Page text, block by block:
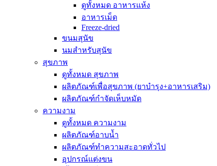
ดูทั้งหมด อาหารแห้ง
อาหารเม็ด
Freeze-dried
ขนมสุนัข
นมสำหรับสุนัข
สุขภาพ
ดูทั้งหมด สุขภาพ
ผลิตภัณฑ์เพื่อสุขภาพ (ยาบำรุง+อาหารเสริม)
ผลิตภัณฑ์กำจัดเห็บหมัด
ความงาม
ดูทั้งหมด ความงาม
ผลิตภัณฑ์อาบน้ำ
ผลิตภัณฑ์ทำความสะอาดทั่วไป
อุปกรณ์แต่งขน